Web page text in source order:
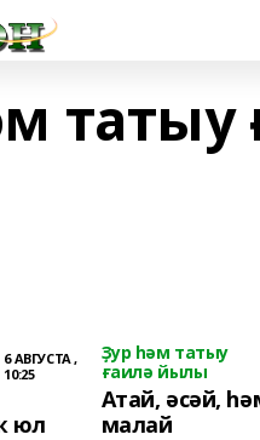
6 АВГУСТА ,
10:25
юл
Ҙур һәм татыу
ғаилә йылы
Атай, әсәй,
малай